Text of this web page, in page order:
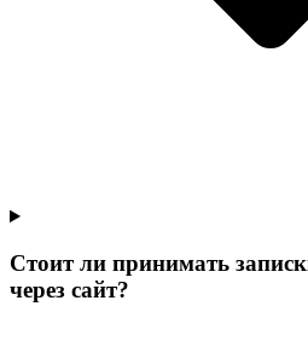
Стоит ли принимать
через сайт?